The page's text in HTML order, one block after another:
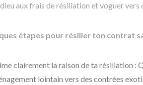
aux frais de résiliation et voguer vers
étapes pour résilier ton contrat
clairement la raison de ta résiliation :
lointain vers des contrées